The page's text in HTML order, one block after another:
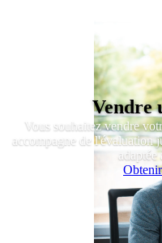
Vendre
Vous souhaitez vendre
accompagne de l'évaluation
adaptée